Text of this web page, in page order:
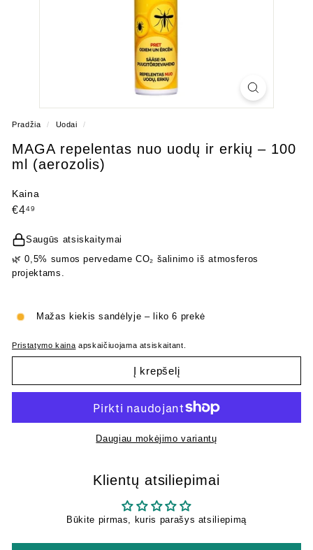
Pradžia / Uodai /
MAGA repelentas nuo uodų ir erkių – 100
ml (aerozolis)
Kaina
Įprasta
€449
Saugūs atsiskaitymai
🌿 0,5% sumos pervedame CO₂ šalinimo iš atmosferos
projektams.
Mažas kiekis sandėlyje – liko 6 prekė
Pristatymo kaina apskaičiuojama atsiskaitant.
Į krepšelį
Daugiau mokėjimo variantų
Klientų atsiliepimai
Būkite pirmas, kuris parašys atsiliepimą